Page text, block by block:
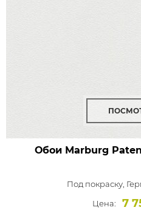
Обои Marburg
Под покраску,
Цена:
7